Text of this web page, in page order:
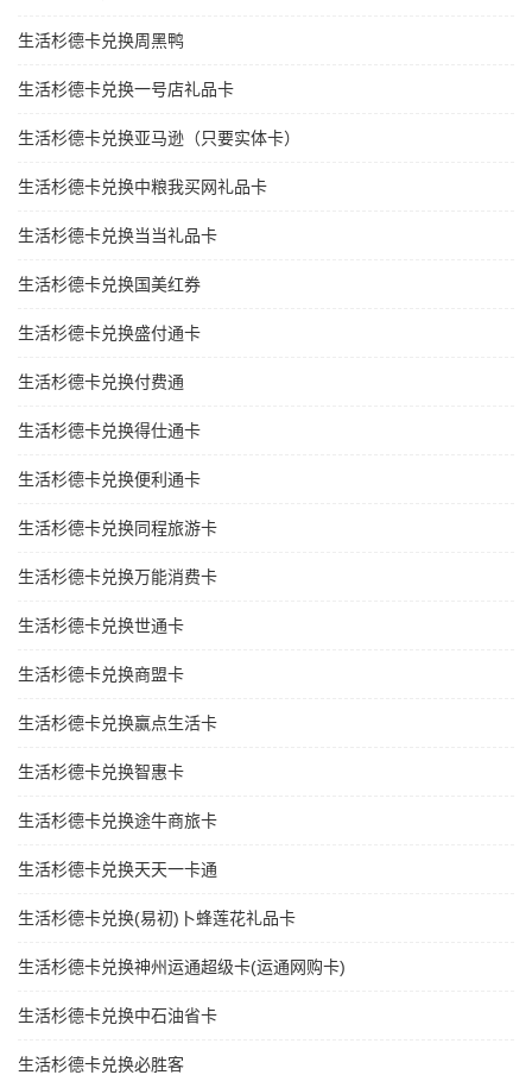
生活杉德卡兑换周黑鸭
生活杉德卡兑换一号店礼品卡
生活杉德卡兑换亚马逊（只要实体卡）
生活杉德卡兑换中粮我买网礼品卡
生活杉德卡兑换当当礼品卡
生活杉德卡兑换国美红券
生活杉德卡兑换盛付通卡
生活杉德卡兑换付费通
生活杉德卡兑换得仕通卡
生活杉德卡兑换便利通卡
生活杉德卡兑换同程旅游卡
生活杉德卡兑换万能消费卡
生活杉德卡兑换世通卡
生活杉德卡兑换商盟卡
生活杉德卡兑换赢点生活卡
生活杉德卡兑换智惠卡
生活杉德卡兑换途牛商旅卡
生活杉德卡兑换天天一卡通
生活杉德卡兑换(易初)卜蜂莲花礼品卡
生活杉德卡兑换神州运通超级卡(运通网购卡)
生活杉德卡兑换中石油省卡
生活杉德卡兑换必胜客